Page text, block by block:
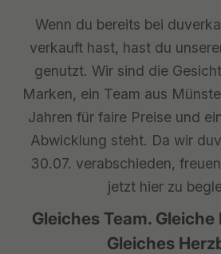
Wenn du bereits bei
verkauft hast, hast du
genutzt. Wir sind die
Marken, ein Team aus
Jahren für faire Preise und
Abwicklung steht. Da wir
30.07. verabschieden,
jetzt hier zu
Gleiches Team.
Gleiches